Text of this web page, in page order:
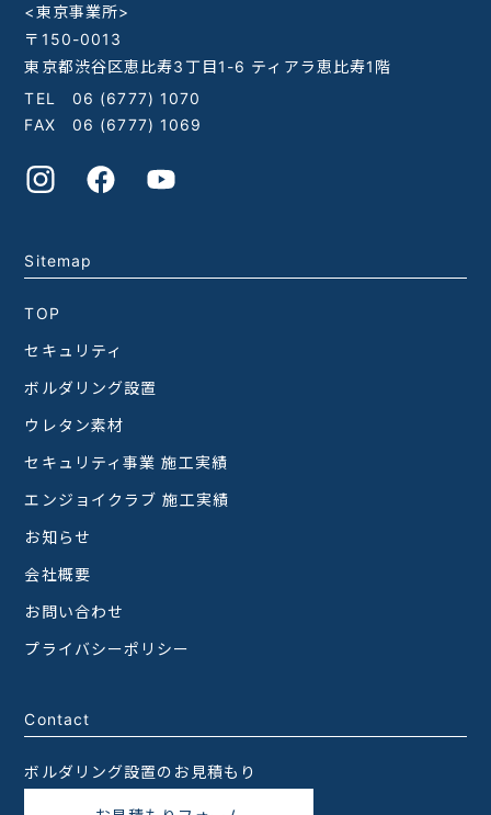
<東京事業所>
〒150-0013
東京都渋谷区恵比寿3丁目1-6 ティアラ恵比寿1階
TEL 06 (6777) 1070
FAX 06 (6777) 1069
Sitemap
TOP
セキュリティ
ボルダリング設置
ウレタン素材
セキュリティ事業 施工実績
エンジョイクラブ 施工実績
お知らせ
会社概要
お問い合わせ
プライバシーポリシー
Contact
ボルダリング設置のお見積もり